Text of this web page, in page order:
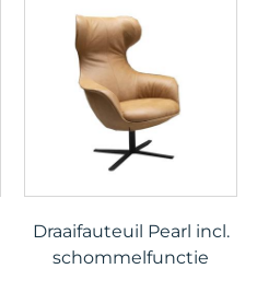
Draaifauteuil Pearl incl.
schommelfunctie